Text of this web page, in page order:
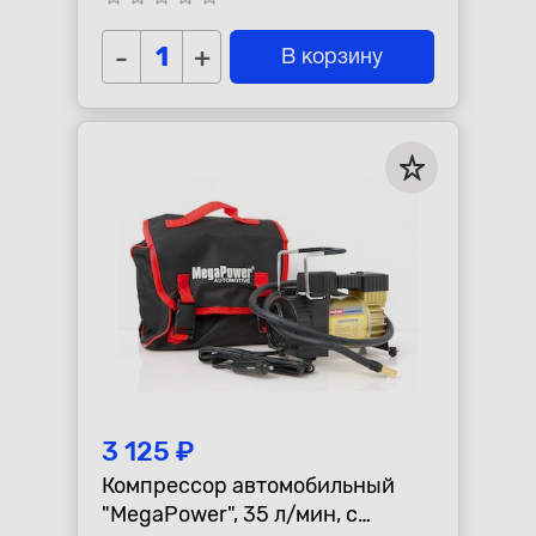
- + В корзину
3 125 ₽
Компрессор автомобильный
"MegаPower", 35 л/мин, с